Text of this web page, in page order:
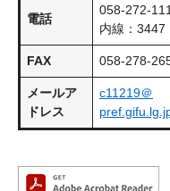
電話
058-272-
内線：3447
FAX 058-278-
メールア
ドレス
c11219＠